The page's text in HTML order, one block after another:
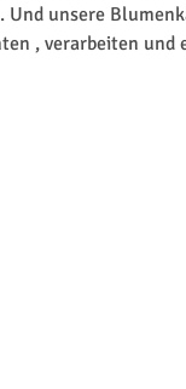
Und unsere
, verarbeiten und